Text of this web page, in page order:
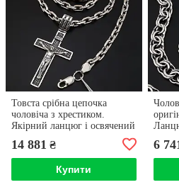
Товста срібна цепочка
чоловіча з хрестиком.
Якірний ланцюг і освячений
Довжина 55 см
14 881 ₴
Купити
см
6